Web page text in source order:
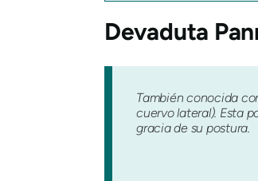
Devaduta
También conocida
cuervo lateral). Esta
gracia de su postura.